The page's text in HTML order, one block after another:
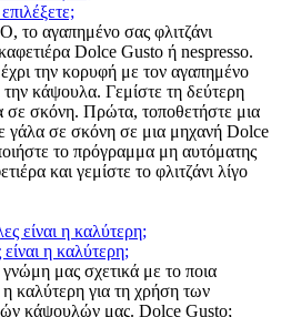
το αγαπημένο σας φλιτζάνι
Dolce Gusto ή nespresso.
την κορυφή με τον αγαπημένο
κάψουλα. Γεμίστε τη δεύτερη
σκόνη. Πρώτα, τοποθετήστε μια
γάλα σε σκόνη σε μια μηχανή Dolce
το πρόγραμμα μη αυτόματης
και γεμίστε το φλιτζάνι λίγο
η καλύτερη;
μας σχετικά με το ποια
καλύτερη για τη χρήση των
κάψουλών μας. Dolce Gusto;